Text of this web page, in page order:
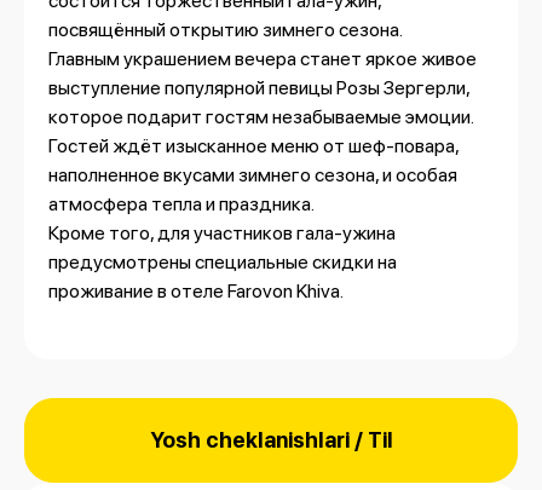
посвящённый открытию зимнего сезона.
Главным украшением вечера станет яркое живое
выступление популярной певицы Розы Зергерли,
которое подарит гостям незабываемые эмоции.
Гостей ждёт изысканное меню от шеф-повара,
наполненное вкусами зимнего сезона, и особая
атмосфера тепла и праздника.
Кроме того, для участников гала-ужина
предусмотрены специальные скидки на
проживание в отеле Farovon Khiva.
Yosh cheklanishlari / Til